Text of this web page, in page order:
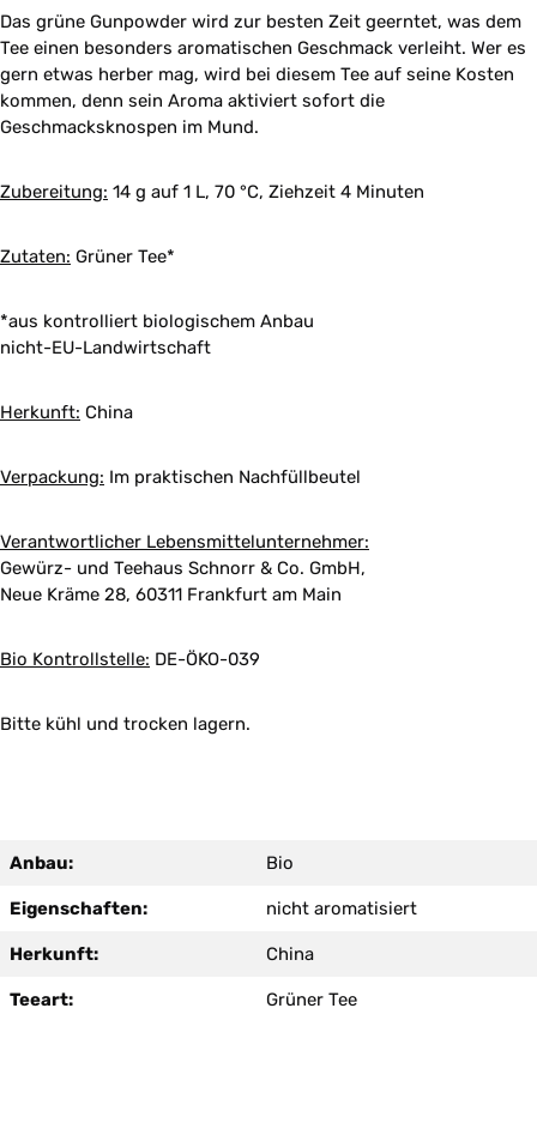
Das grüne Gunpowder wird zur besten Zeit geerntet, was dem
Tee einen besonders aromatischen Geschmack verleiht. Wer es
gern etwas herber mag, wird bei diesem Tee auf seine Kosten
kommen, denn sein Aroma aktiviert sofort die
Geschmacksknospen im Mund.
Zubereitung: 14 g auf 1 L, 70 °C, Ziehzeit 4 Minuten
Zutaten: Grüner Tee*
*aus kontrolliert biologischem Anbau
nicht-EU-Landwirtschaft
Herkunft: China
Verpackung: Im praktischen Nachfüllbeutel
Verantwortlicher Lebensmittelunternehmer:
Gewürz- und Teehaus Schnorr & Co. GmbH,
Neue Kräme 28, 60311 Frankfurt am Main
Bio Kontrollstelle: DE-ÖKO-039
Bitte kühl und trocken lagern.
Anbau: Bio
Eigenschaften: nicht aromatisiert
Herkunft: China
Teeart: Grüner Tee